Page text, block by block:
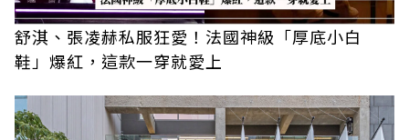
舒淇、張凌赫私服狂愛！法國神級「厚底小白
鞋」爆紅，這款一穿就愛上